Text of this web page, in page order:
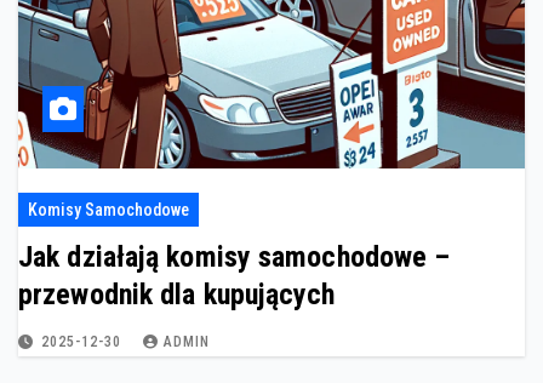
Komisy Samochodowe
Jak działają komisy samochodowe –
przewodnik dla kupujących
2025-12-30 ADMIN